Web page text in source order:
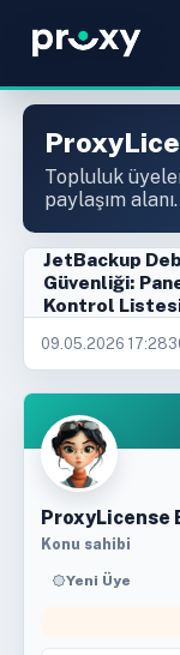
Topluluk
paylaşım alanı.
JetBackup
Güvenliği:
Kontrol
09.05.2026 17:28
ProxyLicense
Konu sahibi
Yeni Üye